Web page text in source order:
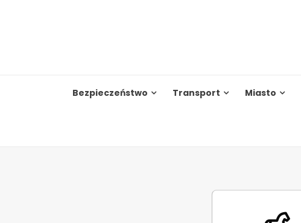
Bezpieczeństwo Transport Miasto